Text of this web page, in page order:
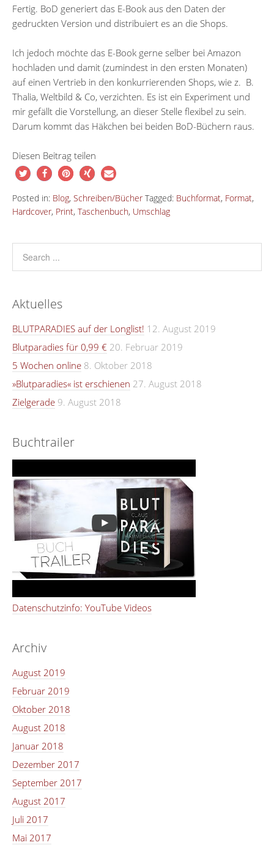
Fertig. BoD generiert das E-Book aus den Daten der
gedruckten Version und distribuiert es an die Shops.
Ich jedoch möchte das E-Book gerne selber bei Amazon
hochladen und damit (zumindest in den ersten Monaten)
auf einen Vertrieb in den konkurrierenden Shops, wie z. B.
Thalia, Weltbild & Co, verzichten. Es ist ein Experiment und
mir gefällt die Vorstellung, an dieser Stelle flexibel zu sein.
Darum kommt das Häkchen bei beiden BoD-Büchern raus.
Diesen Beitrag teilen
Posted in: Blog, Schreiben/Bücher Tagged: Buchformat, Format,
Hardcover, Print, Taschenbuch, Umschlag
Aktuelles
BLUTPARADIES auf der Longlist! 12. August 2019
Blutparadies für 0,99 € 20. Februar 2019
5 Wochen online 8. Oktober 2018
»Blutparadies« ist erschienen 27. August 2018
Zielgerade 9. August 2018
Buchtrailer
Datenschutzinfo: YouTube Videos
Archiv
August 2019
Februar 2019
Oktober 2018
August 2018
Januar 2018
Dezember 2017
September 2017
August 2017
Juli 2017
Mai 2017